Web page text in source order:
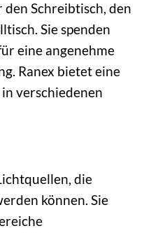
Schreibtisch, den
Sie spenden
eine angenehme
Ranex bietet eine
verschiedenen
die
können. Sie